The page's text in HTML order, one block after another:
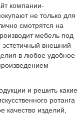
компании-
не только для
смотрятся на
мебель под
эстетичный внешний
в любое удобное
и решить какие
ротанга
качество изделий,